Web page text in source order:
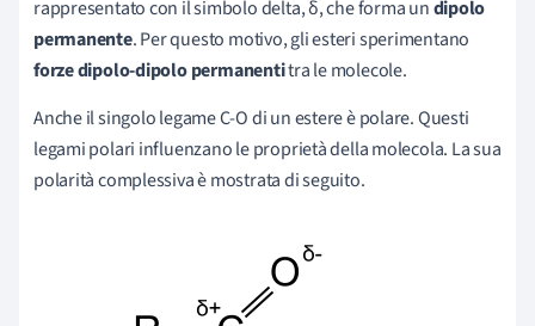
rappresentato con il simbolo delta, δ, che forma undipolo
permanente. Per questo motivo, gli esteri sperimentano
forze dipolo-dipolo permanentitra le molecole.
Anche il singolo legame C-O di un estere è polare. Questi
legami polari influenzano le proprietà della molecola. La sua
polarità complessiva è mostrata di seguito.